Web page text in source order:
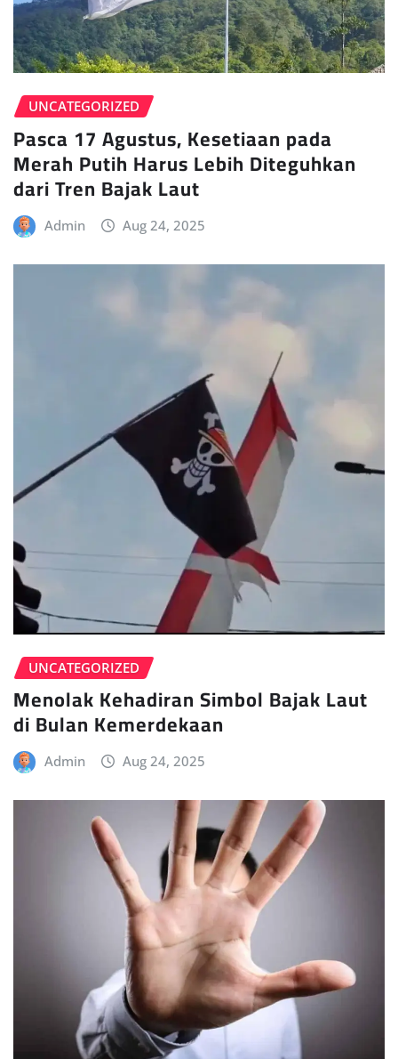
UNCATEGORIZED
Pasca 17 Agustus, Kesetiaan pada
Merah Putih Harus Lebih Diteguhkan
dari Tren Bajak Laut
Admin Aug 24, 2025
UNCATEGORIZED
Menolak Kehadiran Simbol Bajak Laut
di Bulan Kemerdekaan
Admin Aug 24, 2025